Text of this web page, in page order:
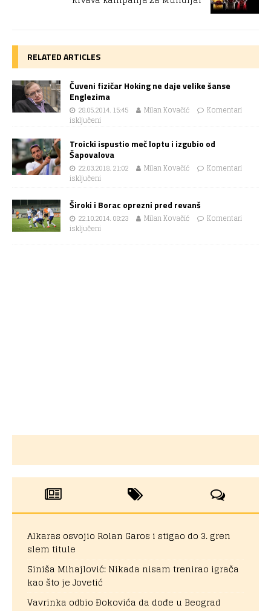
RELATED ARTICLES
Čuveni fizičar Hoking ne daje velike šanse
Englezima
28.05.2014. 15:45 Milan Kovačić
Komentari
isključeni
Troicki ispustio meč loptu i izgubio od
Šapovalova
22.03.2018. 21:02 Milan Kovačić
Komentari
isključeni
Široki i Borac oprezni pred revanš
22.10.2014. 08:23 Milan Kovačić
Komentari
isključeni
Alkaras osvojio Rolan Garos i stigao do 3. gren
slem titule
Siniša Mihajlović: Nikada nisam trenirao igrača
kao što je Jovetić
Vavrinka odbio Đokovića da dođe u Beograd